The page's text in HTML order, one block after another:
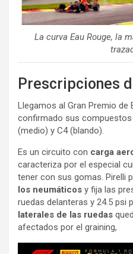
La curva Eau Rouge, la
Prescripciones
Llegamos al Gran Premio de
confirmado sus compuestos
(medio) y C4 (blando).
Es un circuito con carga
caracteriza por el especial
tener con sus gomas. Pirelli
los neumáticos y fija las
ruedas delanteras y 24.5 psi
laterales de las ruedas
afectados por el graining,